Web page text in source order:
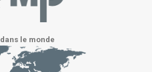
dans le monde